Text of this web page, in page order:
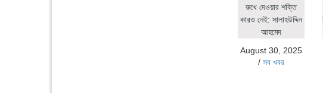
রুখে দেওয়ার শক্তি
কারও নেই: সালাহউদ্দিন
আহমেদ
August 30, 2025
/সব খবর